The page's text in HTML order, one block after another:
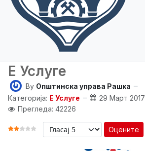
E Услуге
By Општинска управа Рашка
Категорија: E Услуге
29 Март 2017
Прегледа: 42226
ОЦЕНА КОРИСНИКА: 2
Оцените